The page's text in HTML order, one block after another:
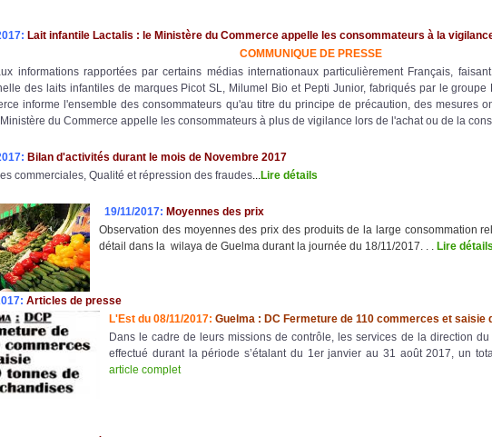
Lait infantile Lactalis : le Ministère du Commerce appelle les consommateurs à la
COMMUNIQUE DE PRESSE
informations rapportées par certains médias internationaux particulièrement Français,
des laits infantiles de marques Picot SL, Milumel Bio et Pepti Junior, fabriqués par le groupe
informe l'ensemble des consommateurs qu'au titre du principe de précaution, des mesures
du Commerce appelle les consommateurs à plus de vigilance lors de l'achat ou de la
Bilan d'activités durant le mois de Novembre 2017
commerciales, Qualité et répression des fraudes
Lire détails
19/11/2017: Moyennes des prix
Observation des moyennes des prix des produits de la large consommation
détail dans la wilaya de Guelma durant la journée du 18/11/2017. . .
Lire détails
Articles de presse
L'Est du 08/11/2017: Guelma : DC Fermeture de 110 commerces et saisie
Dans le cadre de leurs missions de contrôle, les services de la direction
effectué durant la période s’étalant du 1er janvier au 31 août 2017, un
article complet